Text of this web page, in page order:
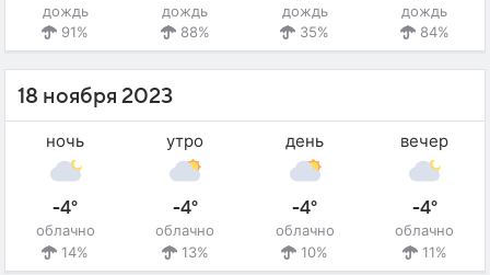
дождь
91%
дождь
88%
дождь
35%
дождь
84%
18 ноября 2023
ночь
-4°
облачно
14%
утро
-4°
облачно
13%
день
-4°
облачно
10%
вечер
-4°
облачно
11%